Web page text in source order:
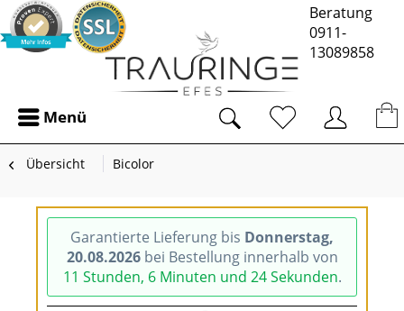
Beratung
0911-
13089858
Menü
Übersicht Bicolor
Garantierte Lieferung bis Donnerstag,
20.08.2026bei Bestellung innerhalb von
11 Stunden, 6 Minuten und 24 Sekunden.